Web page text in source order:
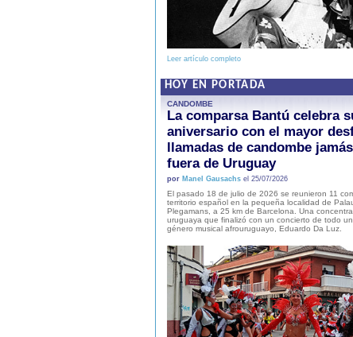
Leer artículo completo
HOY EN PORTADA
CANDOMBE
La comparsa Bantú celebra
aniversario con el mayor
llamadas de candombe
fuera de Uruguay
por Manel Gausachsel 25/07/2026
El pasado 18 de julio de 2026 se reunieron 11
territorio español en la pequeña localidad de
Plegamans, a 25 km de Barcelona. Una
uruguaya que finalizó con un concierto de todo
género musical afrouruguayo, Eduardo Da Luz.